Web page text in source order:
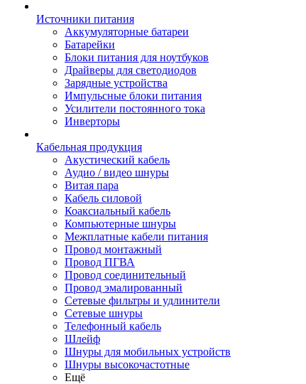
Источники питания
Аккумуляторные батареи
Батарейки
Блоки питания для ноутбуков
Драйверы для светодиодов
Зарядные устройства
Импульсные блоки питания
Усилители постоянного тока
Инверторы
Кабельная продукция
Акустический кабель
Аудио / видео шнуры
Витая пара
Кабель силовой
Коаксиальный кабель
Компьютерные шнуры
Межплатные кабели питания
Провод монтажный
Провод ПГВА
Провод соединительный
Провод эмалированный
Сетевые фильтры и удлинители
Сетевые шнуры
Телефонный кабель
Шлейф
Шнуры для мобильных устройств
Шнуры высокочастотные
Ещё